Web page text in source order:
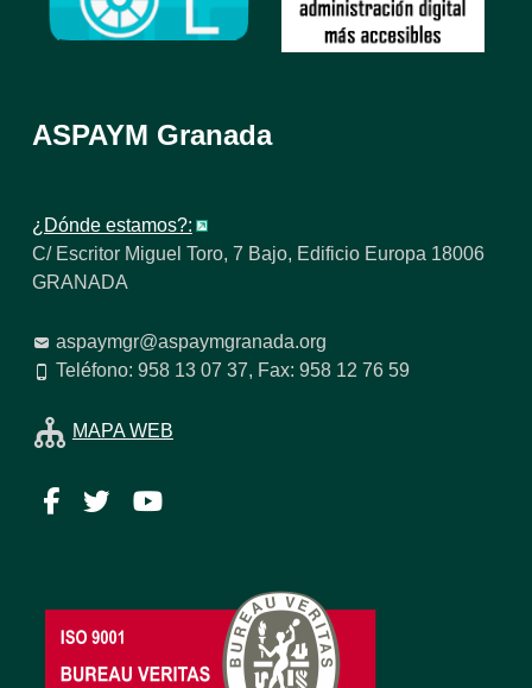
ASPAYM Granada
¿Dónde estamos?:
C/ Escritor Miguel Toro, 7 Bajo, Edificio Europa 18006
GRANADA
aspaymgr@aspaymgranada.org
Teléfono: 958 13 07 37, Fax: 958 12 76 59
MAPA WEB
Facebook
TwitterYouTube